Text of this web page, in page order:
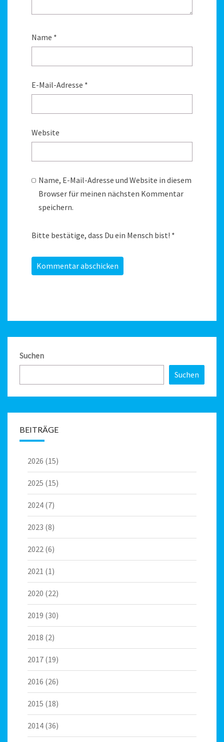
Name *
E-Mail-Adresse *
Website
Name, E-Mail-Adresse und Website in diesem
Browser für meinen nächsten Kommentar
speichern.
Bitte bestätige, dass Du ein Mensch bist! *
Suchen
Suchen
BEITRÄGE
2026 (15)
2025 (15)
2024 (7)
2023 (8)
2022 (6)
2021 (1)
2020 (22)
2019 (30)
2018 (2)
2017 (19)
2016 (26)
2015 (18)
2014 (36)